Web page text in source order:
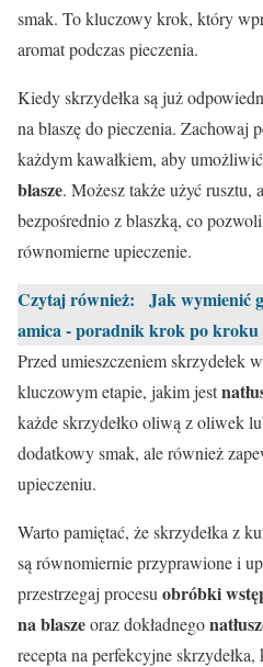
smak. To kluczowy krok, który
aromat podczas pieczenia.
Kiedy skrzydełka są już
na blaszę do pieczenia. Zachowaj
każdym kawałkiem, aby
blasze. Możesz także użyć rusztu,
bezpośrednio z blaszką, co
równomierne upieczenie.
Czytaj również:
Jak wymienić
amica - poradnik krok po kroku
Przed umieszczeniem skrzydełek
kluczowym etapie, jakim jest
każde skrzydełko oliwą z oliwek
dodatkowy smak, ale również
upieczeniu.
Warto pamiętać, że skrzydełka z
są równomiernie przyprawione i
przestrzegaj procesu obróbki
na blaszeoraz dokładnego
recepta na perfekcyjne